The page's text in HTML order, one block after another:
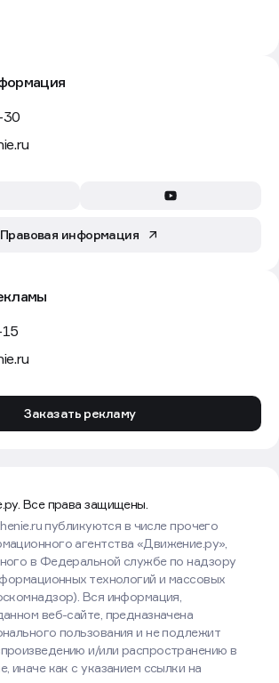
30
Правовая информация
Заказать рекламу
Все права защищены.
публикуются в числе прочего
агентства «Движение.ру»,
в Федеральной службе по надзору
технологий и массовых
Вся информация,
веб-сайте, предназначена
пользования и не подлежит
и/или распространению в
иначе как с указанием ссылки на